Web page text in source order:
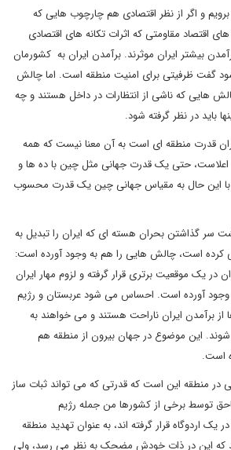
و اگر از نظر اقتصادی هم چارچوب هایی که
اقتصاد مقاومتی که اثرات تکانه های اقتصادی
بیشتر ایران موثرند. برآمدن ایران به کشورمان
گفت ظرفیتی برای امنیت منطقه است. اما چالش
هایی که ناشی از انتظارات در داخل هستند و چه
باید در نظر گرفته شود.
قدرت منطقه ای است به آن معنا نیست که همه
حتی یک قدرت جهانی مثل چین با ده ها و
این حال به مقیاس جهانی چین یک قدرت محسوب
سر گذاشتن بحران هسته ای که ایران را تبدیل به
کرده است، چالش هایی را هم به وجود آورده است:
در یک موقعیت برتری قرار گرفته و لزوم مهار ایران
وجود آورده است. احساس می شود عربستان و رژیم
برآمدن ایران ناراحت هستند و می خواهند به
شوند. این موضوع در جهان بیرون از منطقه هم
است.
در منطقه این است که قدرتی که می تواند ثبات ساز
توسط برخی از کشورها من جمله رژیم
اردوگاه قرار گرفته اند، به عنوان تهدید منطقه
که این در ذات خودش مضحک به نظر می رسد، ولی